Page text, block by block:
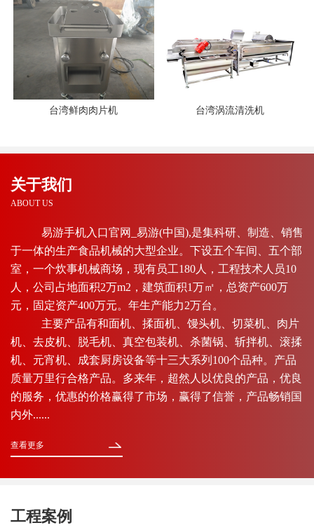
台湾鲜肉肉片机 台湾涡流清洗机
关于我们
ABOUT US
易游手机入口官网_易游(中国),是集科研、制造、销售
于一体的生产食品机械的大型企业。下设五个车间、五个部
室，一个炊事机械商场，现有员工180人，工程技术人员10
人，公司占地面积2万m2，建筑面积1万㎡，总资产600万
元，固定资产400万元。年生产能力2万台。
主要产品有和面机、揉面机、馒头机、切菜机、肉片
机、去皮机、脱毛机、真空包装机、杀菌锅、斩拌机、滚揉
机、元宵机、成套厨房设备等十三大系列100个品种。产品
质量万里行合格产品。多来年，超然人以优良的产品，优良
的服务，优惠的价格赢得了市场，赢得了信誉，产品畅销国
内外......
查看更多
工程案例